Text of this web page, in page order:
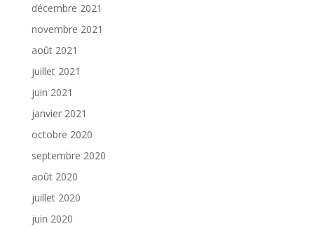
décembre 2021
novembre 2021
août 2021
juillet 2021
juin 2021
janvier 2021
octobre 2020
septembre 2020
août 2020
juillet 2020
juin 2020